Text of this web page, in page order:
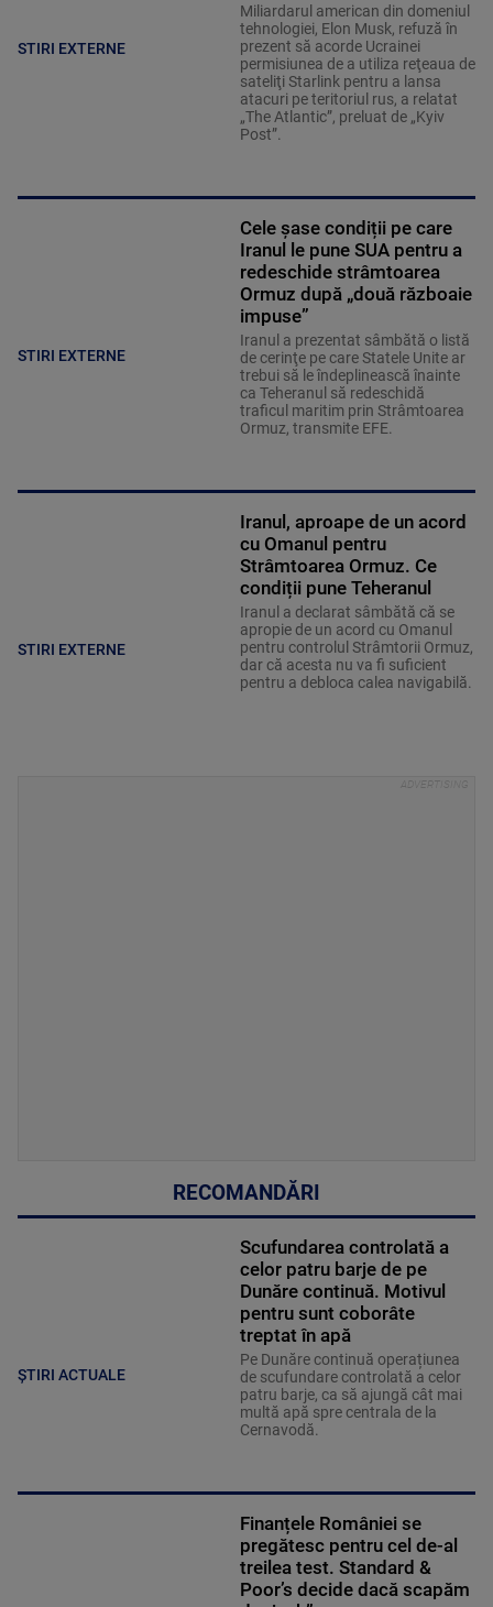
STIRI EXTERNE
Miliardarul american din domeniul
tehnologiei, Elon Musk, refuză în
prezent să acorde Ucrainei
permisiunea de a utiliza reţeaua de
sateliţi Starlink pentru a lansa
atacuri pe teritoriul rus, a relatat
„The Atlantic”, preluat de „Kyiv
Post”.
STIRI EXTERNE
Cele șase condiții pe care
Iranul le pune SUA pentru a
redeschide strâmtoarea
Ormuz după „două războaie
impuse”
Iranul a prezentat sâmbătă o listă
de cerinţe pe care Statele Unite ar
trebui să le îndeplinească înainte
ca Teheranul să redeschidă
traficul maritim prin Strâmtoarea
Ormuz, transmite EFE.
STIRI EXTERNE
Iranul, aproape de un acord
cu Omanul pentru
Strâmtoarea Ormuz. Ce
condiții pune Teheranul
Iranul a declarat sâmbătă că se
apropie de un acord cu Omanul
pentru controlul Strâmtorii Ormuz,
dar că acesta nu va fi suficient
pentru a debloca calea navigabilă.
RECOMANDĂRI
ȘTIRI ACTUALE
Scufundarea controlată a
celor patru barje de pe
Dunăre continuă. Motivul
pentru sunt coborâte
treptat în apă
Pe Dunăre continuă operațiunea
de scufundare controlată a celor
patru barje, ca să ajungă cât mai
multă apă spre centrala de la
Cernavodă.
Finanțele României se
pregătesc pentru cel de-al
treilea test. Standard &
Poor’s decide dacă scapăm